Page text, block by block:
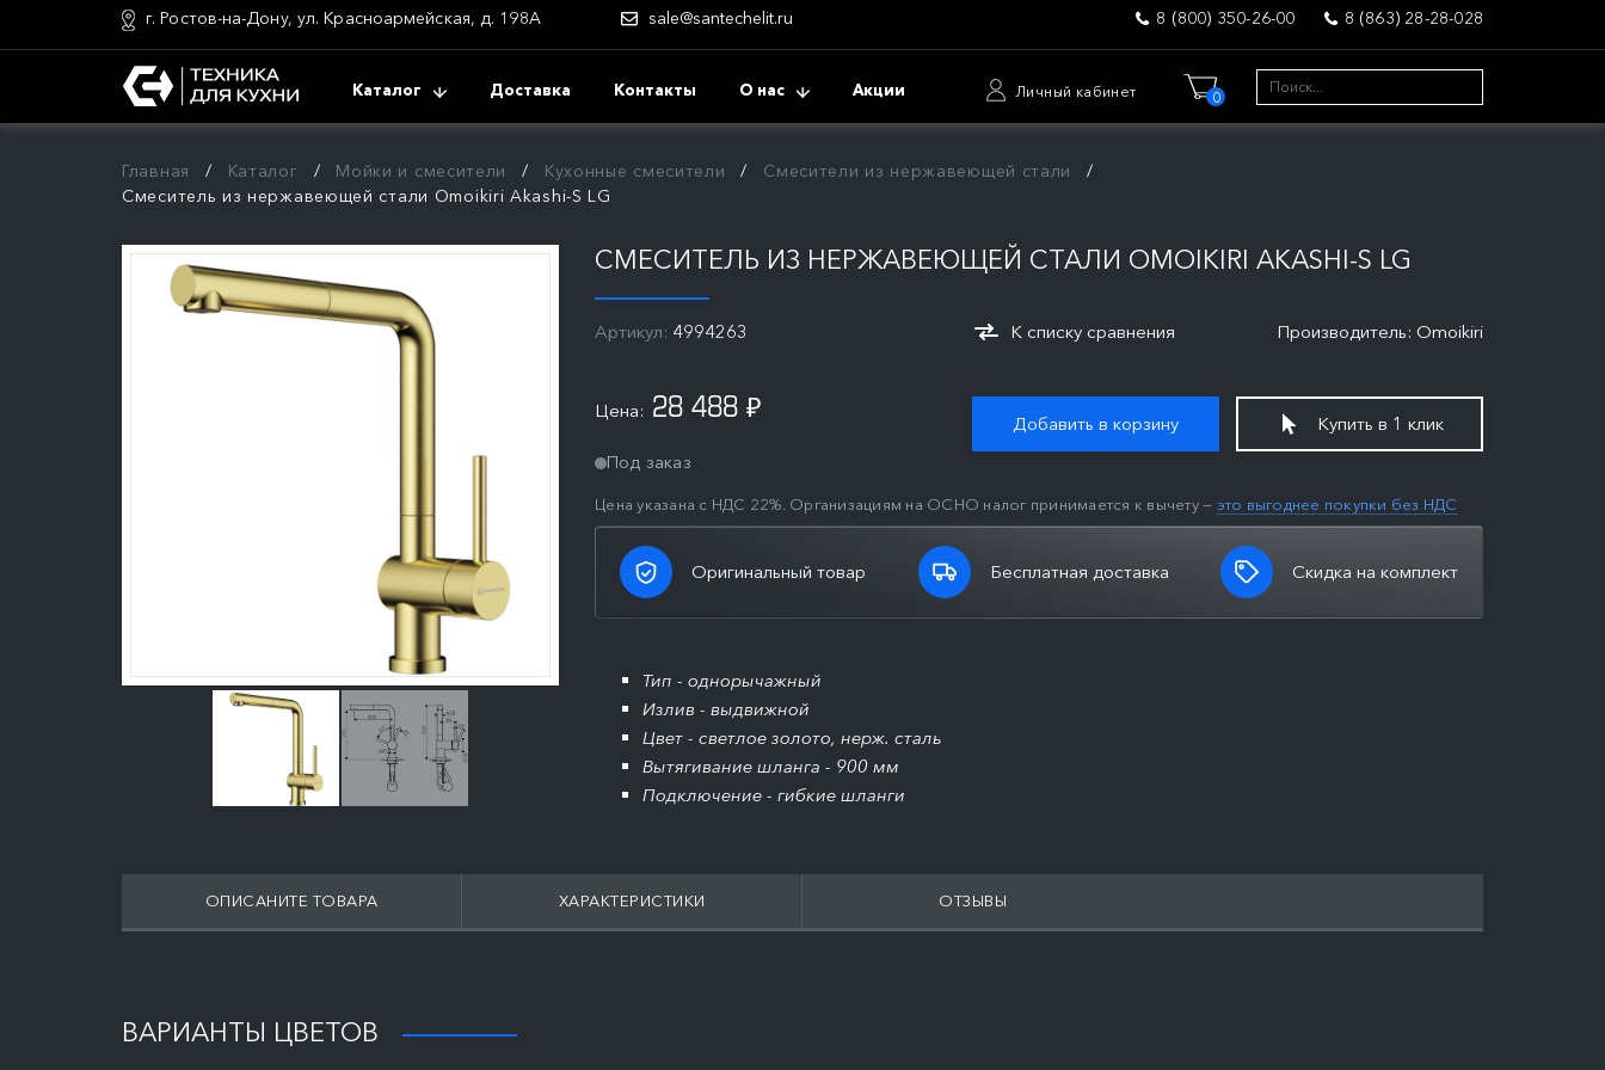
г. Ростов-на-Дону, ул. Красноармейская, д. 198А sale@santechelit.ru 8 (800) 350-26-00 8 (863) 28-28-028
Каталог Доставка Контакты О нас Акции Личный кабинет 0
Главная Каталог Мойки и смесители Кухонные смесители
Смесители из нержавеющей стали
Смеситель из нержавеющей стали Omoikiri Akashi-S LG
СМЕСИТЕЛЬ ИЗ НЕРЖАВЕЮЩЕЙ СТАЛИ OMOIKIRI AKASHI-S LG
Артикул: 4994263 К списку сравнения Производитель: Omoikiri
Цена: 28 488 ₽
Под заказ
Цена указана с НДС 22%. Организациям на ОСНО налог принимается к вычету — это выгоднее покупки без НДС
Добавить в корзину Купить в 1 клик
Оригинальный товар Бесплатная доставка Скидка на комплект
Тип - однорычажный
Излив - выдвижной
Цвет - светлое золото, нерж. сталь
Вытягивание шланга - 900 мм
Подключение - гибкие шланги
ОПИСАНИТЕ ТОВАРА ХАРАКТЕРИСТИКИ ОТЗЫВЫ
ВАРИАНТЫ ЦВЕТОВ